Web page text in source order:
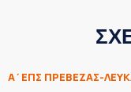
Α΄ΕΠΣ ΠΡΕΒΕΖΑΣ-